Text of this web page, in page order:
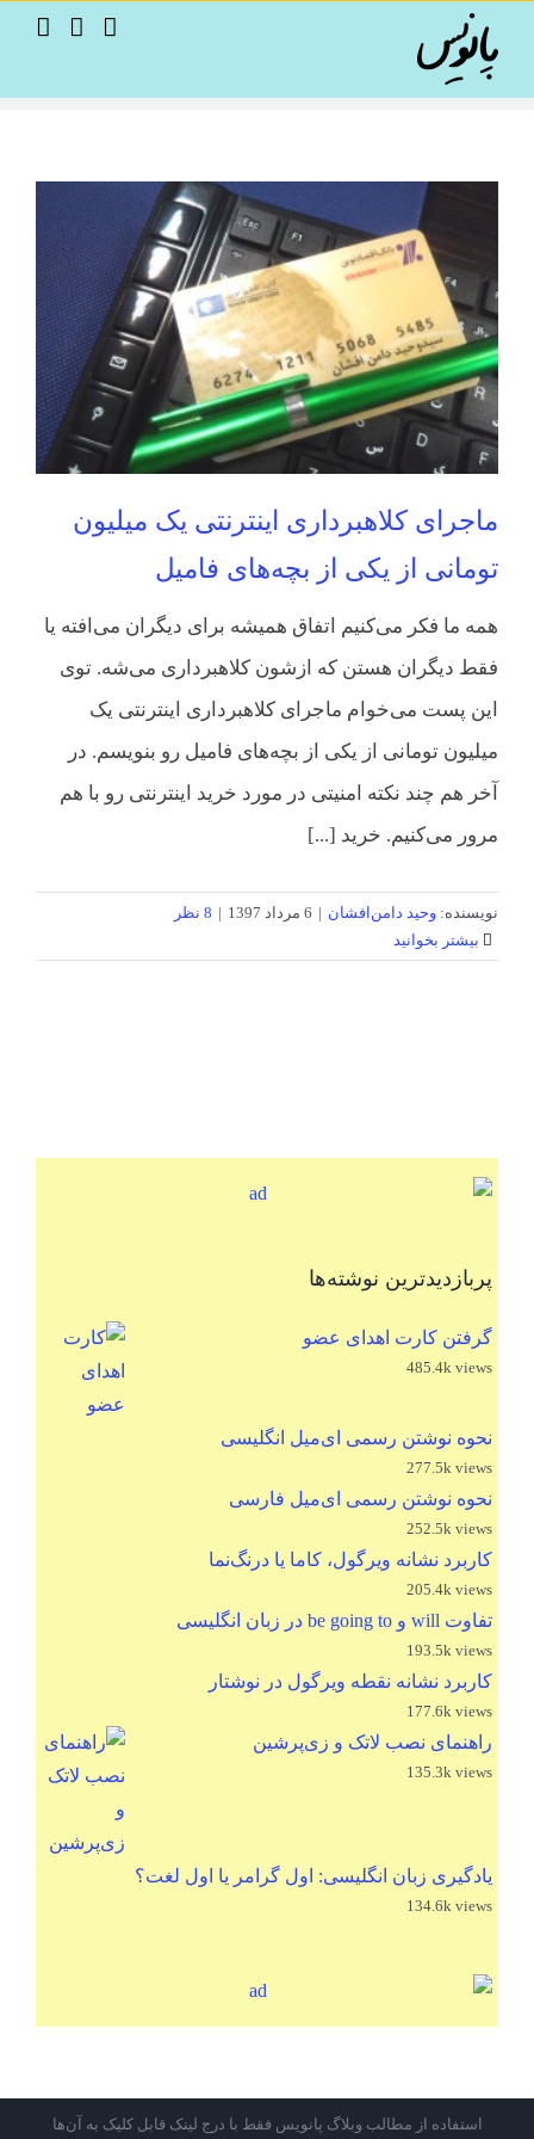
content
ماجرای کلاهبرداری اینترنتی یک میلیون
تومانی از یکی از بچه‌های فامیل
همه ما فکر می‌کنیم اتفاق همیشه برای دیگران می‌افته یا
فقط دیگران هستن که ازشون کلاهبرداری می‌شه. توی
این پست می‌خوام ماجرای کلاهبرداری اینترنتی یک
میلیون تومانی از یکی از بچه‌های فامیل رو بنویسم. در
آخر هم چند نکته امنیتی در مورد خرید اینترنتی رو با هم
مرور می‌کنیم. خرید [...]
نویسنده: وحید دامن‌افشان | 6 مرداد 1397 | 8 نظر
بیشتر بخوانید
پربازدیدترین نوشته‌ها
گرفتن کارت اهدای عضو
485.4k views
نحوه نوشتن رسمی ای‌میل انگلیسی
277.5k views
نحوه نوشتن رسمی ای‌میل فارسی
252.5k views
کاربرد نشانه ویرگول، کاما یا درنگ‌نما
205.4k views
تفاوت will و be going to در زبان انگلیسی
193.5k views
کاربرد نشانه نقطه ویرگول در نوشتار
177.6k views
راهنمای نصب لاتک و زی‌پرشین
135.3k views
یادگیری زبان انگلیسی: اول گرامر یا اول لغت؟
134.6k views
استفاده از مطالب وبلاگ پانویس فقط با درج لینک قابل کلیک به آن‌ها